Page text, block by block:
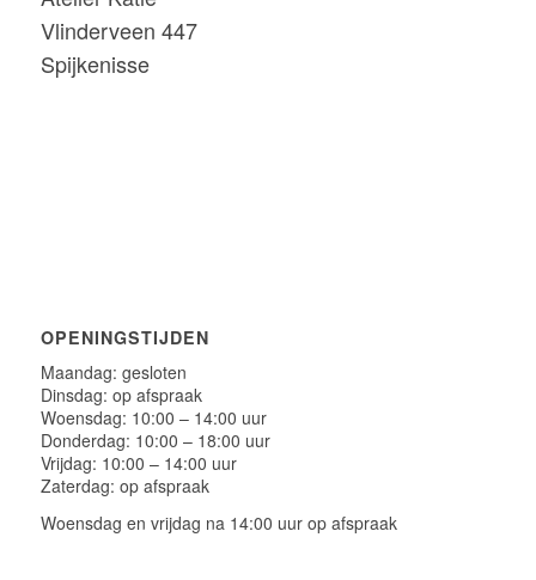
Vlinderveen 447
Spijkenisse
OPENINGSTIJDEN
Maandag: gesloten
Dinsdag: op afspraak
Woensdag: 10:00 – 14:00 uur
Donderdag: 10:00 – 18:00 uur
Vrijdag: 10:00 – 14:00 uur
Zaterdag: op afspraak
Woensdag en vrijdag na 14:00 uur op afspraak